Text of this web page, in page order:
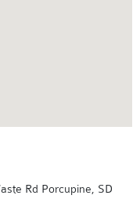
Rd Porcupine, SD